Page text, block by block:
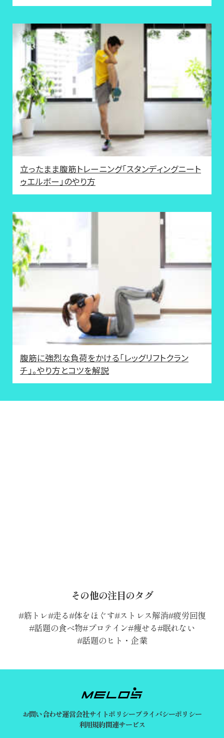
立ったまま腹筋トレーニング「スタンディングニート
ゥエルボー」のやり方
腹筋に強烈な負荷をかける「レッグリフトクラン
チ」。やり方とコツを解説
その他の注目のタグ
筋トレ 走る 体をほぐす ストレス解消 疲労回復
話題の食べ物 プロテイン 痩せる 眠れない
話題のヒト・企業
お問い合わせ運営会社サイトポリシープライバシーポリシー
利用規約関連サービス